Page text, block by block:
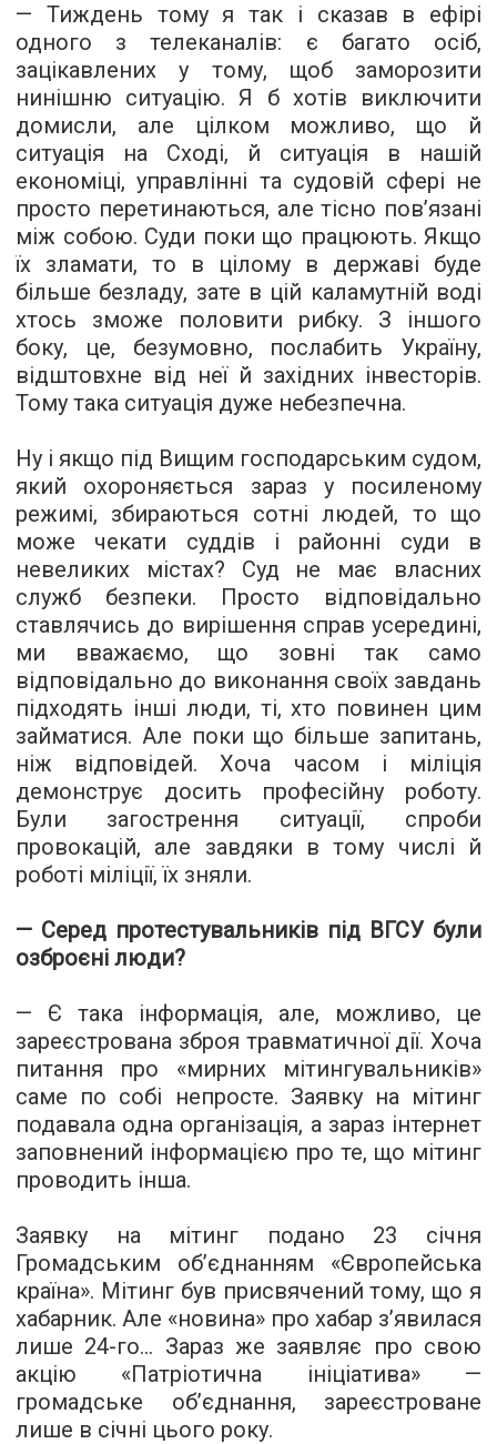
— Тиждень тому я так і сказав в ефірі
одного з телеканалів: є багато осіб,
зацікавлених у тому, щоб заморозити
нинішню ситуацію. Я б хотів виключити
домисли, але цілком можливо, що й
ситуація на Сході, й ситуація в нашій
економіці, управлінні та судовій сфері не
просто перетинаються, але тісно пов’язані
між собою. Суди поки що працюють. Якщо
їх зламати, то в цілому в державі буде
більше безладу, зате в цій каламутній воді
хтось зможе половити рибку. З іншого
боку, це, безумовно, послабить Україну,
відштовхне від неї й західних інвесторів.
Тому така ситуація дуже небезпечна.
Ну і якщо під Вищим господарським судом,
який охороняється зараз у посиленому
режимі, збираються сотні людей, то що
може чекати суддів і районні суди в
невеликих містах? Суд не має власних
служб безпеки. Просто відповідально
ставлячись до вирішення справ усередині,
ми вважаємо, що зовні так само
відповідально до виконання своїх завдань
підходять інші люди, ті, хто повинен цим
займатися. Але поки що більше запитань,
ніж відповідей. Хоча часом і міліція
демонструє досить професійну роботу.
Були загострення ситуації, спроби
провокацій, але завдяки в тому числі й
роботі міліції, їх зняли.
— Серед протестувальників під ВГСУ були
озброєні люди?
— Є така інформація, але, можливо, це
зареєстрована зброя травматичної дії. Хоча
питання про «мирних мітингувальників»
саме по собі непросте. Заявку на мітинг
подавала одна організація, а зараз інтернет
заповнений інформацією про те, що мітинг
проводить інша.
Заявку на мітинг подано 23 січня
Громадським об’єднанням «Європейська
країна». Мітинг був присвячений тому, що я
хабарник. Але «новина» про хабар з’явилася
лише 24-го... Зараз же заявляє про свою
акцію «Патріотична ініціатива» —
громадське об’єднання, зареєстроване
лише в січні цього року.